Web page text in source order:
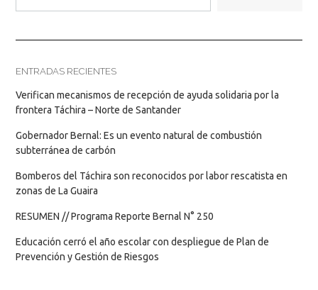
ENTRADAS RECIENTES
Verifican mecanismos de recepción de ayuda solidaria por la
frontera Táchira – Norte de Santander
Gobernador Bernal: Es un evento natural de combustión
subterránea de carbón
Bomberos del Táchira son reconocidos por labor rescatista en
zonas de La Guaira
RESUMEN // Programa Reporte Bernal N° 250
Educación cerró el año escolar con despliegue de Plan de
Prevención y Gestión de Riesgos